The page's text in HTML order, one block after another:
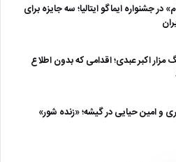
جشنواره ایماگو ایتالیا؛ سه جایزه برای
اکبر عبدی؛ اقدامی که بدون اطلاع
و امین حیایی در گیشه؛ «زنده شور»